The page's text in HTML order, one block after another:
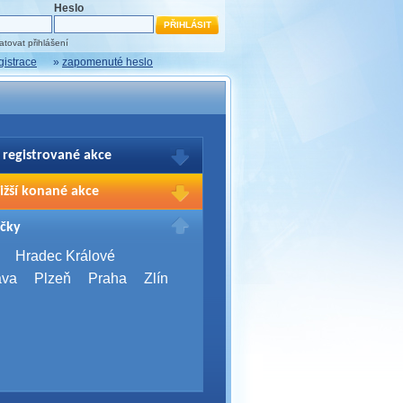
Heslo
přihlášení
» zapomenuté heslo
registrované akce
Vašich registrací na akce
přihlašte.
konané akce
2026
Brno
Server Bootcamp 2026
Hradec Králové
Plzeň Praha Zlín